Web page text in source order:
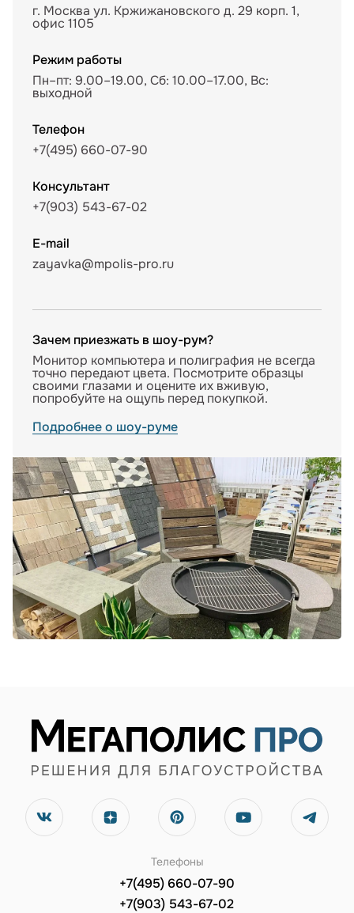
г. Москва ул. Кржижановского д. 29 корп. 1,
офис 1105
Режим работы
Пн–пт: 9.00–19.00, Сб: 10.00–17.00, Вс:
выходной
Телефон
+7(495) 660-07-90
Консультант
+7(903) 543-67-02
E-mail
zayavka@mpolis-pro.ru
Зачем приезжать в шоу-рум?
Монитор компьютера и полиграфия не всегда
точно передают цвета. Посмотрите образцы
своими глазами и оцените их вживую,
попробуйте на ощупь перед покупкой.
Подробнее о шоу-руме
Телефоны
+7(495) 660-07-90
+7(903) 543-67-02